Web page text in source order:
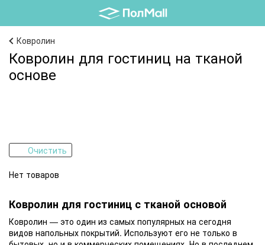
Ковролин
Ковролин для гостиниц на тканой
основе
Очистить
Нет товаров
Ковролин для гостиниц с тканой основой
Ковролин — это один из самых популярных на сегодня
видов напольных покрытий. Используют его не только в